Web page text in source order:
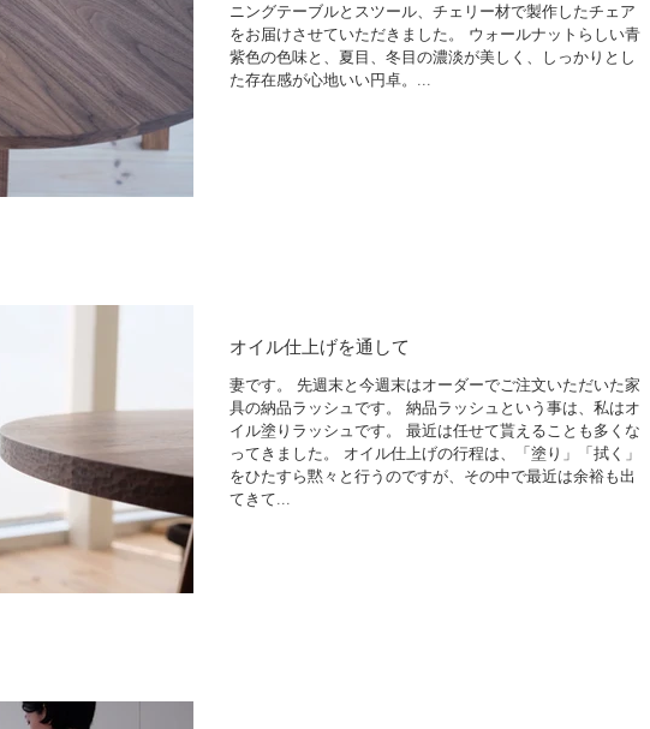
ニングテーブルとスツール、チェリー材で製作したチェア
をお届けさせていただきました。 ウォールナットらしい青
紫色の色味と、夏目、冬目の濃淡が美しく、しっかりとし
た存在感が心地いい円卓。...
オイル仕上げを通して
妻です。 先週末と今週末はオーダーでご注文いただいた家
具の納品ラッシュです。 納品ラッシュという事は、私はオ
イル塗りラッシュです。 最近は任せて貰えることも多くな
ってきました。 オイル仕上げの行程は、「塗り」「拭く」
をひたすら黙々と行うのですが、その中で最近は余裕も出
てきて...